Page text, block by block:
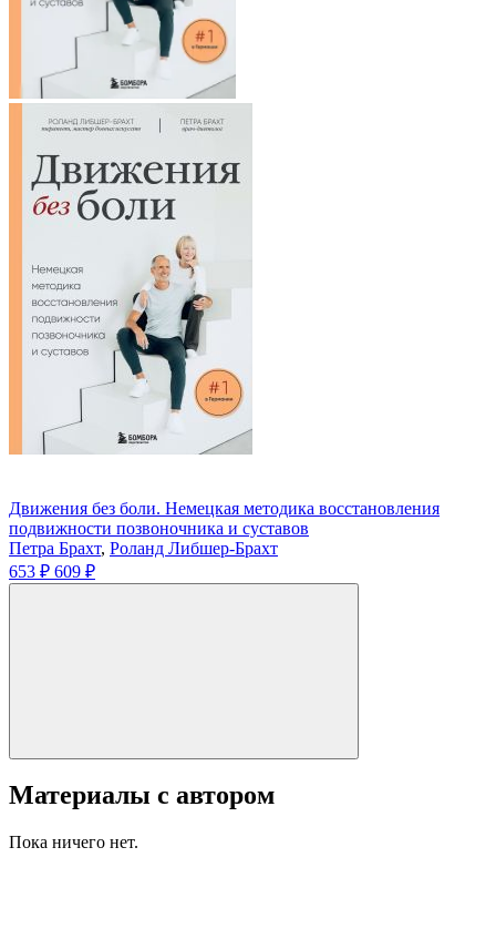
Движения без боли. Немецкая методика восстановления
подвижности позвоночника и суставов
Петра Брахт, Роланд Либшер-Брахт
653 ₽ 609 ₽
Материалы с автором
Пока ничего нет.